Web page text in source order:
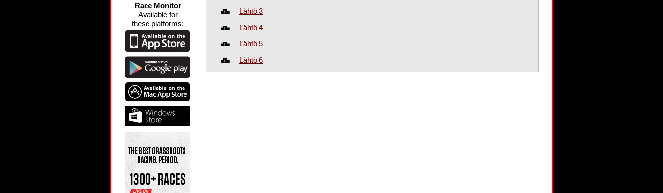
Race Monitor
Available for
these platforms:
Lähtö 3
Lähtö 4
Lähtö 5
Lähtö 6